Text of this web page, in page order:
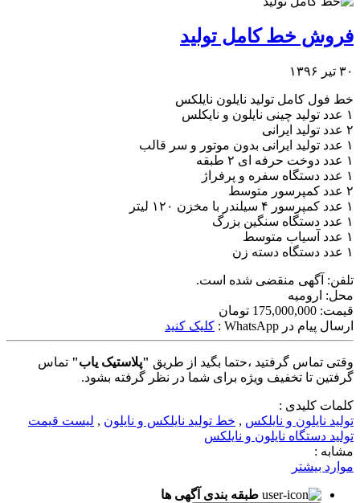
فروش خط کامل تولید
۳۰ تیر ۱۳۹۶
خط فول کامل تولید نایلون نایلکس
۱ عدد تولید چینی نایلون و نایکلس
۲ عدد تولید ایرانی
۱ عدد تولید ایرانی بدون موتور و سر قالب
۱ عدد دوخت حرفه ای ۲ طبقه
۱ عدد دستگاه سفره و پرفراژ
۲ عدد کمپرسور متوسط
۱ عدد کمپرسور ۴ سیلندر با مخزن ۱۲۰ لیتر
۱ عدد دستگاه سنگین بزرگ
۱ عدد آسیاب متوسط
۱ عدد دستگاه دسته زن
تلفن: آگهی منقضی شده است.
محل: ارومیه
قیمت: 175,000,000 تومان
ارسال پیام در WhatsApp :
کلیک کنید
وقتی تماس گرفتید ،حتما بگید از طریق "پلاستیک یاب" تماس
گرفتین تا تخفیف ویژه برای شما در نظر گرفته بشود.
کلمات کلیدی :
تولید نایلون و نایلکس , خط تولید نایلکس و نایلون , لیست قیمت
تولید دستگاه نایلون و نایلکس
مشابه :
موارد بیشتر
طبقه بندی آگهی ها